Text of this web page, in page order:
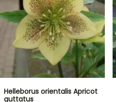
Helleborus orientalis Apricot
guttatus